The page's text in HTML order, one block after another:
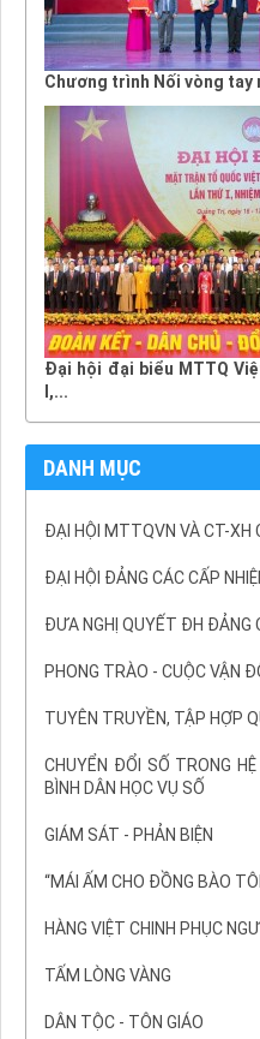
Chương trình Nối vòng tay
Đại hội đại biểu MTTQ
I,...
DANH MỤC
ĐẠI HỘI MTTQVN VÀ CT-XH
ĐẠI HỘI ĐẢNG CÁC CẤP
ĐƯA NGHỊ QUYẾT ĐH ĐẢNG
PHONG TRÀO - CUỘC VẬN
TUYÊN TRUYỀN, TẬP HỢP
CHUYỂN ĐỔI SỐ TRONG
BÌNH DÂN HỌC VỤ SỐ
GIÁM SÁT - PHẢN BIỆN
“MÁI ẤM CHO ĐỒNG BÀO
HÀNG VIỆT CHINH PHỤC
TẤM LÒNG VÀNG
DÂN TỘC - TÔN GIÁO